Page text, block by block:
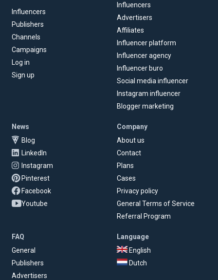
Influencers
Publishers
Channels
Campaigns
Log in
Sign up
Influencers
Advertisers
Affiliates
Influencer platform
Influencer agency
Influencer buro
Social media influencer
Instagram influencer
Blogger marketing
News
Blog
LinkedIn
Instagram
Pinterest
Facebook
Youtube
Company
About us
Contact
Plans
Cases
Privacy policy
General Terms of Service
Referral Program
FAQ
General
Publishers
Advertisers
Language
English
Dutch